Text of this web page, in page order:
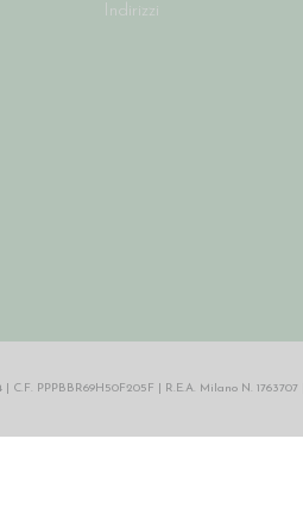
Indirizzi
PPPBBR69H50F205F | R.E.A. Milano N. 1763707 |